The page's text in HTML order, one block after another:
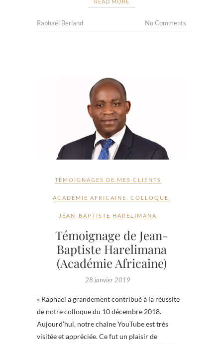
Raphaël Berland No Comments
TÉMOIGNAGES DE MES CLIENTS
ACADÉMIE AFRICAINE COLLOQUE
JEAN-BAPTISTE HARELIMANA
Témoignage de Jean-
Baptiste Harelimana
(Académie Africaine)
28 janvier 2019
« Raphaël a grandement contribué à la réussite
de notre colloque du 10 décembre 2018.
Aujourd’hui, notre chaîne YouTube est très
visitée et appréciée. Ce fut un plaisir de